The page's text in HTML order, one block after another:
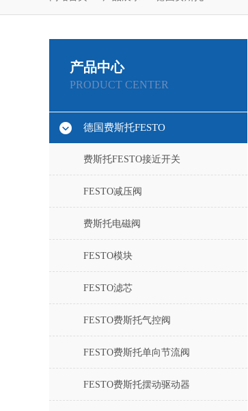
产品中心
PRODUCT CENTER
德国费斯托FESTO
费斯托FESTO接近开关
FESTO减压阀
费斯托电磁阀
FESTO模块
FESTO滤芯
FESTO费斯托气控阀
FESTO费斯托单向节流阀
FESTO费斯托摆动驱动器